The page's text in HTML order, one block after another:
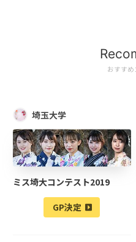
おすすめ
埼玉大学
ミス埼大コンテスト2019
GP決定